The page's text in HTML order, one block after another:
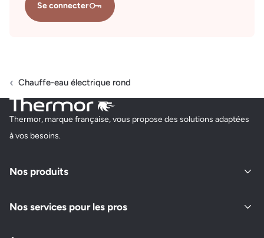
Se connecter
Chauffe-eau électrique rond
Thermor, marque française, vous propose des solutions adaptées
à vos besoins.
Nos produits
Nos services pour les pros